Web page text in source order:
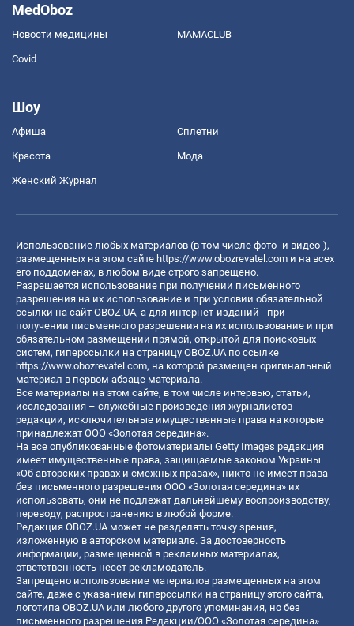
MedOboz
Новости медицины MAMACLUB
Covid
Шоу
Афиша Сплетни
Красота Мода
Женский Журнал
Использование любых материалов (в том числе фото- и видео-),
размещенных на этом сайте https://www.obozrevatel.com и на всех
его поддоменах, в любом виде строго запрещено.
Разрешается использование при получении письменного
разрешения на их использование и при условии обязательной
ссылки на сайт OBOZ.UA, а для интернет-изданий - при
получении письменного разрешения на их использование и при
обязательном размещении прямой, открытой для поисковых
систем, гиперссылки на страницу OBOZ.UA по ссылке
https://www.obozrevatel.com, на которой размещен оригинальный
материал в первом абзаце материала.
Все материалы на этом сайте, в том числе интервью, статьи,
исследования – служебные произведения журналистов
редакции, исключительные имущественные права на которые
принадлежат ООО «Золотая середина».
На все опубликованные фотоматериалы Getty Images редакция
имеет имущественные права, защищаемые законом Украины
«Об авторских правах и смежных правах», никто не имеет права
без письменного разрешения ООО «Золотая середина» их
использовать, они не подлежат дальнейшему воспроизводству,
переводу, распространению в любой форме.
Редакция OBOZ.UA может не разделять точку зрения,
изложенную в авторском материале. За достоверность
информации, размещенной в рекламных материалах,
ответственность несет рекламодатель.
Запрещено использование материалов размещенных на этом
сайте, даже с указанием гиперссылки на страницу этого сайта,
логотипа OBOZ.UA или любого другого упоминания, но без
письменного разрешения Редакции/ООО «Золотая середина»